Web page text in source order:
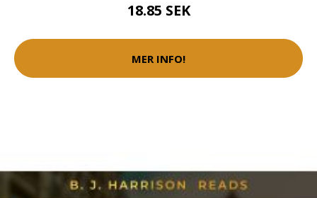
18.85 SEK
MER INFO!